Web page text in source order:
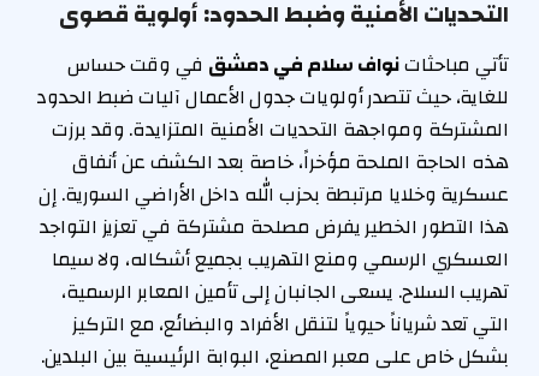
التحديات الأمنية وضبط الحدود: أولوية قصوى
تأتي مباحثاتنواف سلام في دمشق في وقت حساس
للغاية، حيث تتصدر أولويات جدول الأعمال آليات ضبط الحدود
المشتركة ومواجهة التحديات الأمنية المتزايدة. وقد برزت
هذه الحاجة الملحة مؤخراً، خاصة بعد الكشف عن أنفاق
عسكرية وخلايا مرتبطة بحزب الله داخل الأراضي السورية. إن
هذا التطور الخطير يفرض مصلحة مشتركة في تعزيز التواجد
العسكري الرسمي ومنع التهريب بجميع أشكاله، ولا سيما
تهريب السلاح. يسعى الجانبان إلى تأمين المعابر الرسمية،
التي تعد شرياناً حيوياً لتنقل الأفراد والبضائع، مع التركيز
بشكل خاص على معبر المصنع، البوابة الرئيسية بين البلدين.